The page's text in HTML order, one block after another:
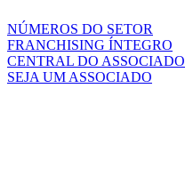
NÚMEROS DO SETOR
FRANCHISING ÍNTEGRO
CENTRAL DO ASSOCIADO
SEJA UM ASSOCIADO